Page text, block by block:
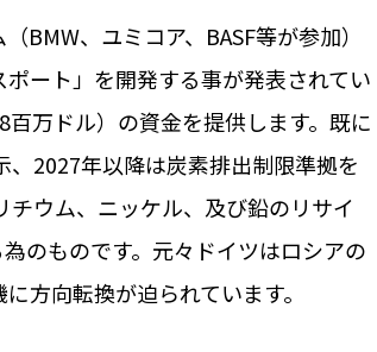
BMW、ユミコア、BASF等が参加）
ート」を開発する事が発表されてい
万ドル）の資金を提供します。既に
2027年以降は炭素排出制限準拠を
ウム、ニッケル、及び鉛のリサイ
のものです。元々ドイツはロシアの
方向転換が迫られています。